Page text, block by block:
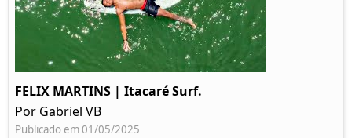
FELIX MARTINS | Itacaré Surf.
Por Gabriel VB
Publicado em 01/05/2025